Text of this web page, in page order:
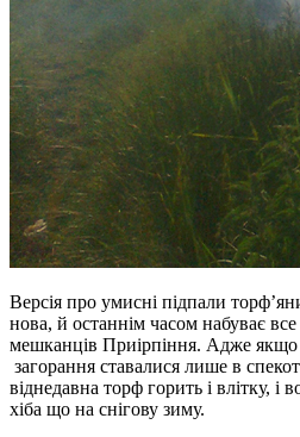
Версія про умисні підпали
нова, й останнім часом набуває
мешканців Приірпіння. Адже якщо
загорання ставалися лише в
віднедавна торф горить і влітку, і
хіба що на снігову зиму.